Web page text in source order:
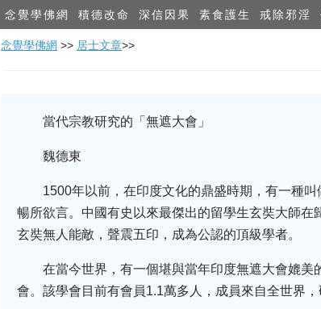
念覺學佛網 積德改命 深信因果 素食護生 戒除邪淫
念覺學佛網 >> 居士文章>>
當代宗教研究的「無遮大會」
魏德東
1500年以前，在印度文化的鼎盛時期，有一種
暢所欲言。中國有史以來最傑出的留學生玄奘大師在
玄奘無人能敵，聲震五印，成為公認的頂級學者。
在當今世界，有一個堪與當年印度無遮大會媲
會。該學會目前有會員1.1萬多人，成員來自全世界